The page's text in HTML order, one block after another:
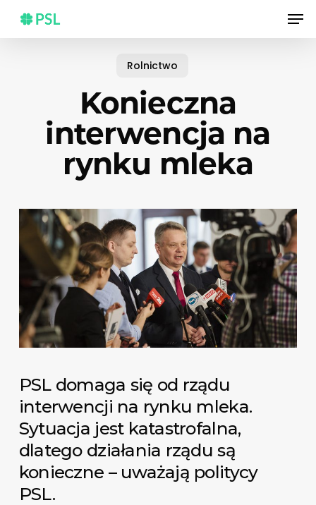
main
Rolnictwo
Konieczna
interwencja na
rynku mleka
PSL domaga się od rządu
interwencji na rynku mleka.
Sytuacja jest katastrofalna,
dlatego działania rządu są
konieczne – uważają politycy
PSL.